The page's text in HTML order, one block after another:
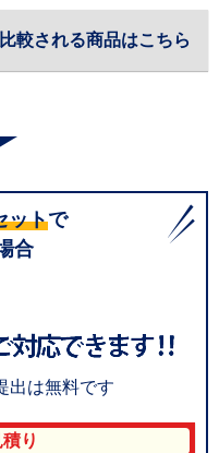
較される商品はこちら
ットで
合
出は無料です
り